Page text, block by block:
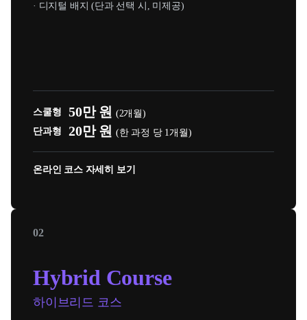
· 디지털 배지 (단과 선택 시, 미제공)
스쿨형 50만 원 (2개월)
단과형
20만 원 (한 과정 당 1개월)
온라인 코스 자세히 보기
02
Hybrid Course
하이브리드 코스